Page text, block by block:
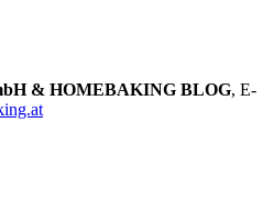
& HOMEBAKING BLOG, E-